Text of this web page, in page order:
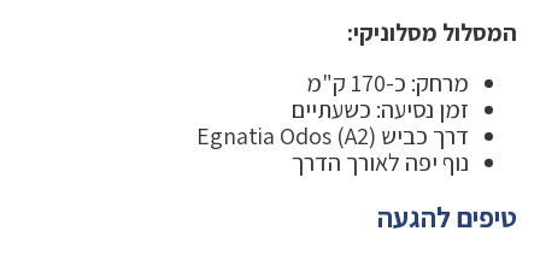
המסלול מסלוניקי:
מרחק: כ-170 ק"מ
זמן נסיעה: כשעתיים
דרך כביש Egnatia Odos (A2)
נוף יפה לאורך הדרך
טיפים להגעה